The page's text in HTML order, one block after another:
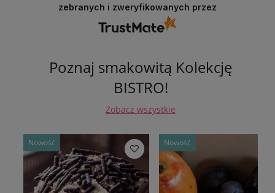
zebranych i zweryfikowanych przez
Poznaj smakowitą Kolekcję
BISTRO!
Zobacz wszystkie
Nowość Nowość